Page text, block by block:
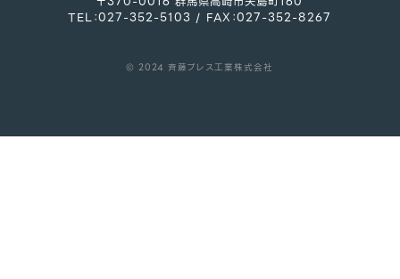
TEL：027-352-5103 / FAX：027-352-8267
© 2024 斉藤プレス工業株式会社